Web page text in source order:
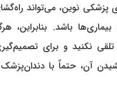
پزشکی نوین، می‌تواند
باشد. بنابراین،
نکنید و برای
آن، حتماً با